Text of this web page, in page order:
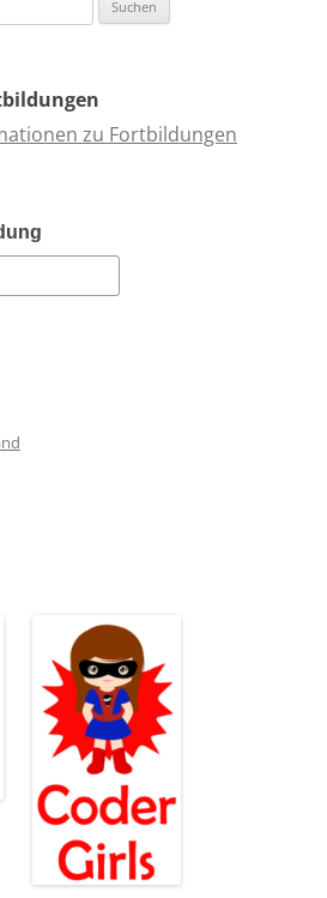
zu Fortbildungen